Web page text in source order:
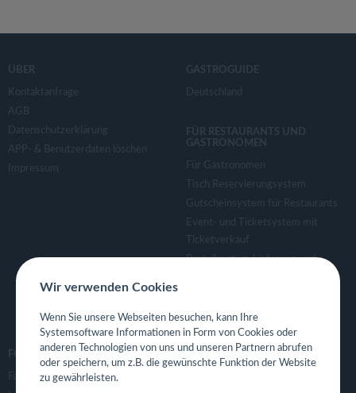
ÜBER
Kontaktanfrage
AGB
Datenschutzerklärung
APP- & Benutzerdaten löschen
Impressum
GASTROGUIDE
Deutschland
FÜR RESTAURANTS UND
GASTRONOMEN
Für Gastronomen
Tisch Reservierungsystem
Gutscheinsystem für Restaurants
Event- und Ticketsystem mit
Ticketverkauf
Bestellsystem Lieferung und
Eigene App für Restaurant
FOLGE UNS
Facebook
Wir verwenden Cookies
Wenn Sie unsere Webseiten besuchen, kann Ihre
Systemsoftware Informationen in Form von Cookies oder
anderen Technologien von uns und unseren Partnern abrufen
oder speichern, um z.B. die gewünschte Funktion der Website
zu gewährleisten.